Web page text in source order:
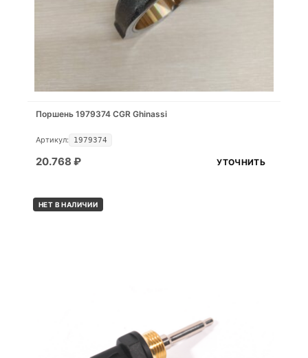
Поршень 1979374 CGR Ghinassi
Артикул: 1979374
20.768 ₽ УТОЧНИТЬ
НЕТ В НАЛИЧИИ